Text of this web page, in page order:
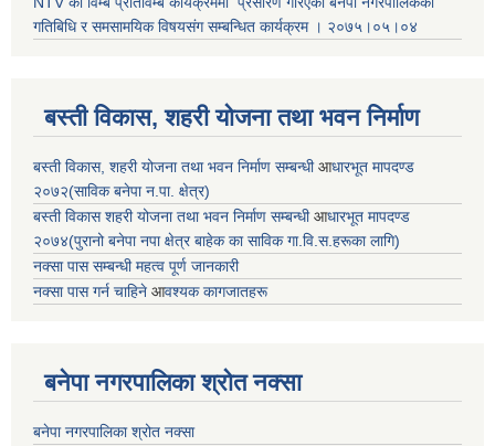
गतिबिधि र समसामयिक विषयसंग सम्बन्धित कार्यक्रम । २०७५।०५।०४
बस्ती विकास, शहरी योजना तथा भवन निर्माण
बस्ती विकास, शहरी योजना तथा भवन निर्माण सम्बन्धीआधारभूत मापदण्ड
२०७२(साविक बनेपा न.पा. क्षेत्र)
बस्ती विकास शहरी योजना तथा भवन निर्माण सम्बन्धीआधारभूत मापदण्ड
२०७४(पुरानो बनेपा नपा क्षेत्र बाहेक का साविक गा.वि.स.हरूका लागि)
नक्सा पास सम्बन्धी महत्व पूर्ण जानकारी
नक्सा पास गर्न चाहिने आवश्यक कागजातहरू
बनेपा नगरपालिका श्रोत नक्सा
बनेपा नगरपालिका श्रोत नक्सा